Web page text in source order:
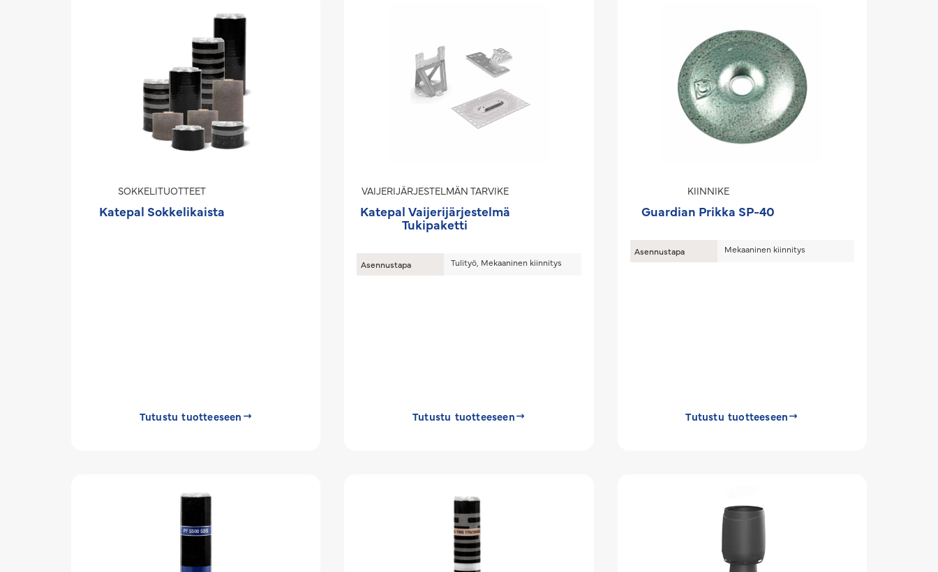
SOKKELITUOTTEET
Katepal Sokkelikaista
Tutustu tuotteeseen
VAIJERIJÄRJESTELMÄN TARVIKE
Katepal Vaijerijärjestelmä
Tukipaketti
Asennustapa Tulityö, Mekaaninen kiinnitys
Tutustu tuotteeseen
KIINNIKE
Guardian Prikka SP-40
Asennustapa Mekaaninen kiinnitys
Tutustu tuotteeseen